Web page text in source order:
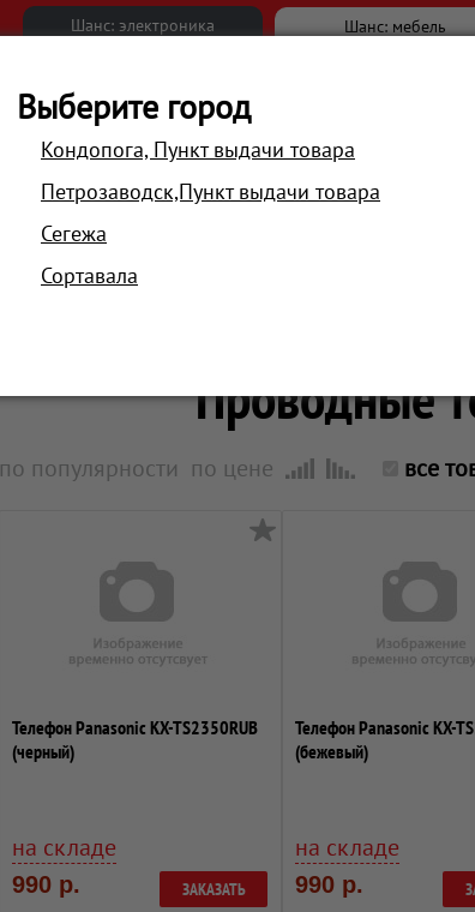
Шанс: электроника Шанс: мебель
АКЦИИ
Проводные
по популярности по цене все
Телефон Panasonic KX-TS2350RUB
(черный)
на складе
990 р. ЗАКАЗАТЬ
Телефон Panasonic KX-
(бежевый)
на складе
990 р.
Выберите город
Кондопога, Пункт выдачи товара
Петрозаводск,Пункт выдачи товара
Сегежа
Сортавала